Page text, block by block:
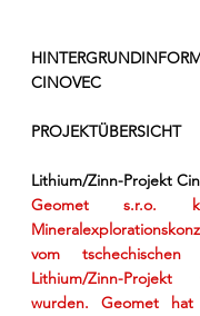
CINOVEC
PROJEKTÜBERSICHT
Lithium/Zinn-Projekt
Geomet s.r.o.
vom
Lithium/Zinn-
wurden. Geomet